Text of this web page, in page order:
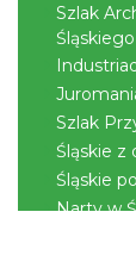
Szlak
Śląskiego
Szlak
Śląskie z
Śląskie
Narty w